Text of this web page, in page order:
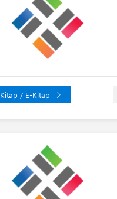
Kitap / E-Kitap